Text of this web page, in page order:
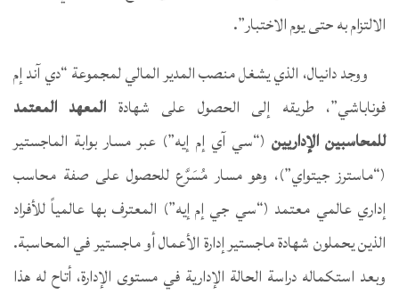
الالتزام به حتى يوم الاختبار”.
ووجد دانيال، الذي يشغل منصب المدير المالي لمجموعة “دي آند إم
فوناباشي”، طريقه إلى الحصول على شهادة المعهد المعتمد
للمحاسبين الإداريين(“سي آي إم إيه”) عبر مسار بوابة الماجستير
(“ماسترز جيتواي”)، وهو مسار مُسَرَّع للحصول على صفة محاسب
إداري عالمي معتمد (“سي جي إم إيه”) المعترف بها عالمياً للأفراد
الذين يحملون شهادة ماجستير إدارة الأعمال أو ماجستير في المحاسبة.
وبعد استكماله دراسة الحالة الإدارية في مستوى الإدارة، أتاح له هذا